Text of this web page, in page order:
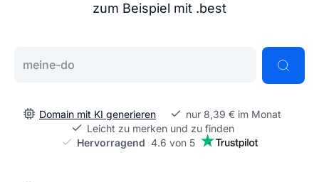
zum Beispiel mit .best
Domain mit KI generieren
nur 8,39 € im Monat
Leicht zu merken und zu finden
Hervorragend 4.6 von 5